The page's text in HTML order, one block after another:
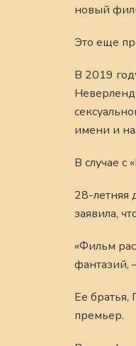
новый
Это еще
В 2019
имени и
В случае с
28-летняя
заявила,
«Фильм
фантазий,
Ее братья,
премьер.